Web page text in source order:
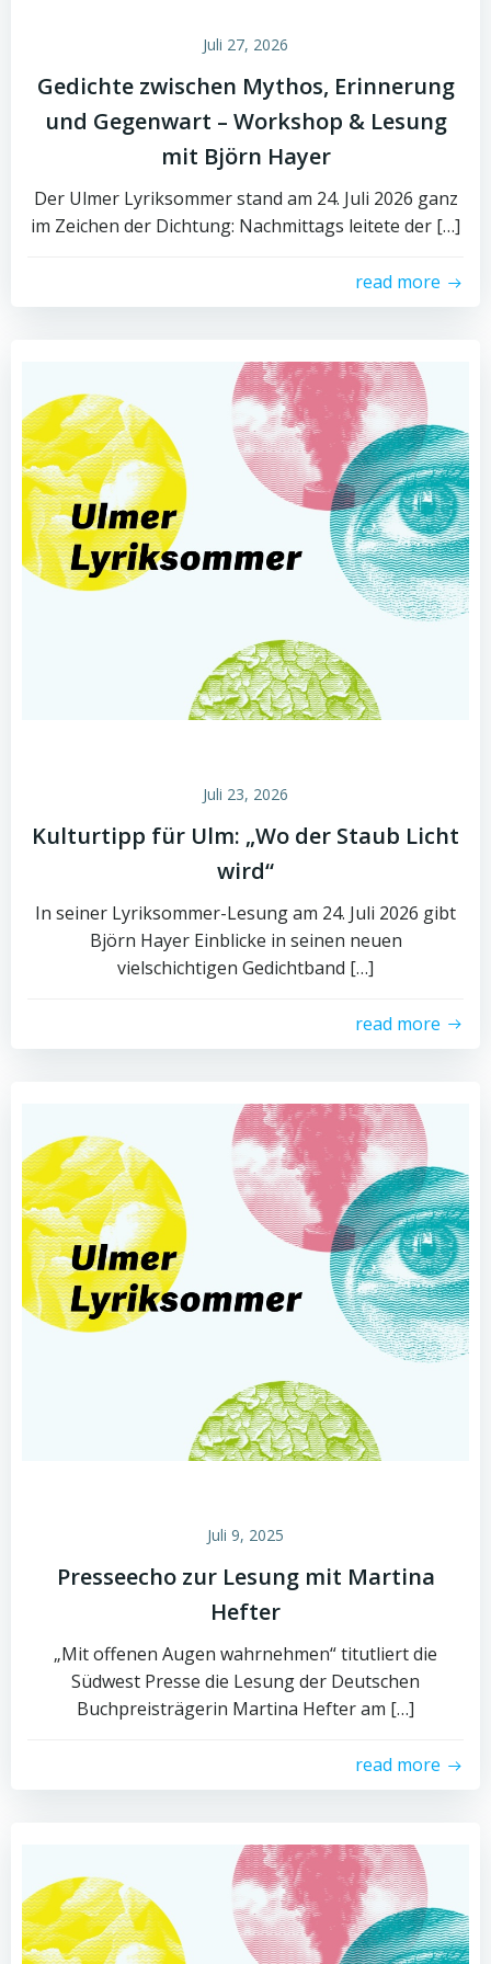
Juli 27, 2026
Gedichte zwischen Mythos, Erinnerung
und Gegenwart – Workshop & Lesung
mit Björn Hayer
Der Ulmer Lyriksommer stand am 24. Juli 2026 ganz
im Zeichen der Dichtung: Nachmittags leitete der […]
read more
Juli 23, 2026
Kulturtipp für Ulm: „Wo der Staub Licht
wird“
In seiner Lyriksommer-Lesung am 24. Juli 2026 gibt
Björn Hayer Einblicke in seinen neuen
vielschichtigen Gedichtband […]
read more
Juli 9, 2025
Presseecho zur Lesung mit Martina
Hefter
„Mit offenen Augen wahrnehmen“ titutliert die
Südwest Presse die Lesung der Deutschen
Buchpreisträgerin Martina Hefter am […]
read more